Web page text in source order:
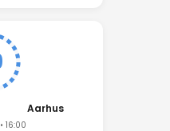
Aarhus
16:00